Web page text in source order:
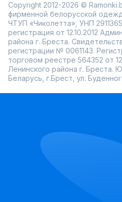
Copyright 2012-2026 ©
фирменной белорусской
ЧТУП «Чиколетта», УНП
регистрация от 12.10.2012
района г. Бреста.
регистрации № 0061143.
торговом реестре 564352 от
Ленинского района г. Бреста.
Беларусь, г.Брест, ул.